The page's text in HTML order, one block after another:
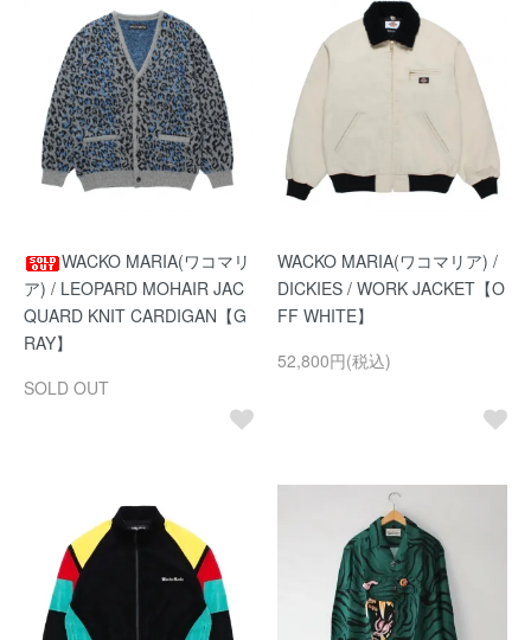
WACKO MARIA(ワコマリ
ア) / LEOPARD MOHAIR JAC
QUARD KNIT CARDIGAN【G
RAY】
SOLD OUT
WACKO MARIA(ワコマリア) /
DICKIES / WORK JACKET【O
FF WHITE】
52,800円(税込)